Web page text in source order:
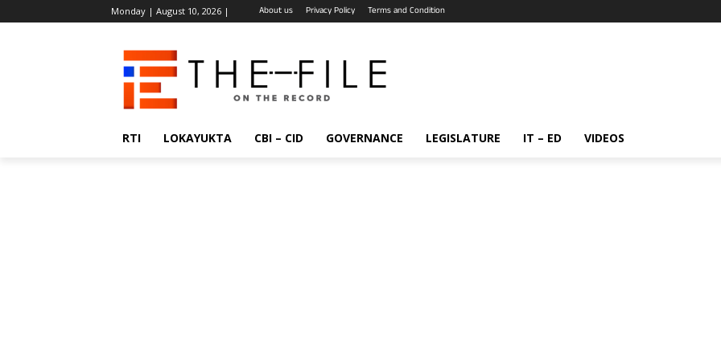
Monday | August 10, 2026 | About us Privacy Policy Terms and Condition
RTI LOKAYUKTA CBI – CID GOVERNANCE LEGISLATURE IT – ED VIDEOS